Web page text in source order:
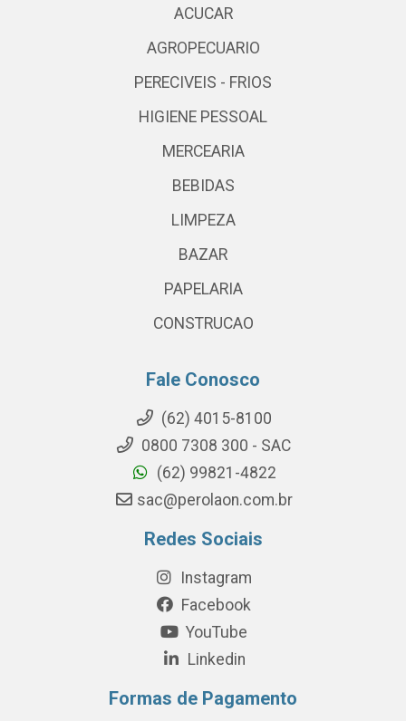
ACUCAR
AGROPECUARIO
PERECIVEIS - FRIOS
HIGIENE PESSOAL
MERCEARIA
BEBIDAS
LIMPEZA
BAZAR
PAPELARIA
CONSTRUCAO
Fale Conosco
(62) 4015-8100
0800 7308 300 - SAC
(62) 99821-4822
sac@perolaon.com.br
Redes Sociais
Instagram
Facebook
YouTube
Linkedin
Formas de Pagamento